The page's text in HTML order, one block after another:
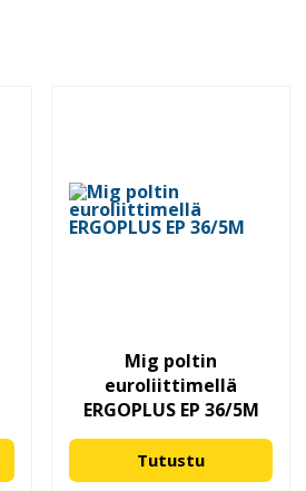
Mig poltin
euroliittimellä
ERGOPLUS EP 36/5M
Tutustu